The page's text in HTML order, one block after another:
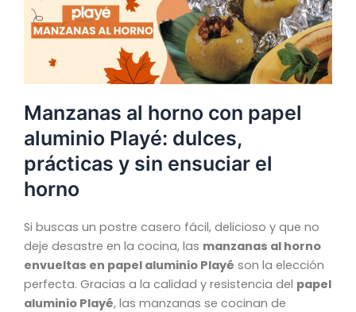
Manzanas al horno con papel
aluminio Playé: dulces,
prácticas y sin ensuciar el
horno
Si buscas un postre casero fácil, delicioso y que no
deje desastre en la cocina, las manzanas al horno
envueltas en papel aluminio Playé son la elección
perfecta. Gracias a la calidad y resistencia del papel
aluminio Playé, las manzanas se cocinan de